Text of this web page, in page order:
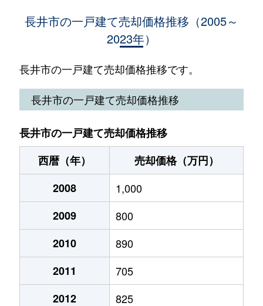
150万円 あやめ公園
長井市の一戸建て売却価格推移（2005～
2023年）
長井市の一戸建て売却価格推移です。
長井市の一戸建て売却価格推移
長井市の一戸建て売却価格推移
西暦（年）
売却価格（万円）
2008
1,000
2009
800
2010
890
2011
705
2012
825